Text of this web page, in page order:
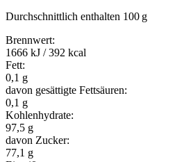
Durchschnittlich enthalten 100 g
Brennwert:
1666 kJ / 392 kcal
Fett:
0,1 g
davon gesättigte Fettsäuren:
0,1 g
Kohlenhydrate:
97,5 g
davon Zucker:
77,1 g